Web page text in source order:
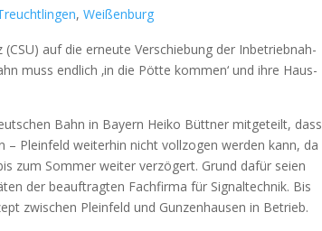
,Weißenburg
auf die erneu­te Ver­schie­bung der Inbe­trieb­nah­
muss end­lich ‚in die Pöt­te kom­men‘ und ihre Haus­
Bahn in Bay­ern Hei­ko Bütt­ner mit­ge­teilt, dass
– Plein­feld wei­ter­hin nicht voll­zo­gen wer­den kann, da
zum Som­mer wei­ter ver­zö­gert. Grund dafür sei­en
der beauf­trag­ten Fach­fir­ma für Signal­tech­nik. Bis
zwi­schen Plein­feld und Gun­zen­hau­sen in Betrieb.